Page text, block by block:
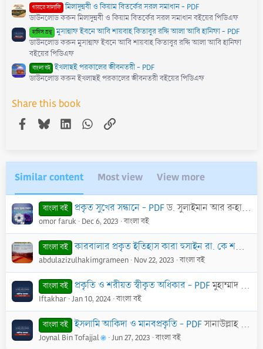
গায়রে সালাফি মিলাদুন্নবী ও কিয়াম বিতর্কের সরল সমাধান - PDF
ডাউনলোড করুন মিলাদুন্নবী ও কিয়াম বিতর্কের সরল সমাধান বইয়ের পিডিএফ
হাদিস গ্রন্থ মুসান্নাফ ইবনে আবি শায়বাহ কিতাবুর রদ্দি আলা আবি হানিফা - PDF
ডাউনলোড করুন মুসান্নাফ ইবনে আবি শায়বাহ কিতাবুর রদ্দি আলা আবি হানিফা
বইয়ের পিডিএফ
বাংলা বই ইখলাছই পরকালের জীবনতরী - PDF
ডাউনলোড করুন ইখলাছই পরকালের জীবনতরী বইয়ের পিডিএফ
Share this book
Facebook
BlueskyLinkedInWhatsApp
Link
Similar content Most view View more
বাংলা বই প্রকৃত সুখের সন্ধানে - PDFড. সুলাইমান আর রুহাইলী
omor faruk Dec 6, 2023 বাংলা বই
বাংলা বই কারবালার প্রকৃত ইতিহাস কারা হুসাইন রা. কে শহীদ করেছিল - pdf
abdulazizulhakimgrameen Nov 22, 2023 বাংলা বই
বাংলা বই প্রকৃতি ও শরীয়ত স্বীকৃত অধিকার - PDFমুহাম্মাদ ইবন সালেহ আল-উসাইমীন
Iftakhar Jan 10, 2024 বাংলা বই
বাংলা বই ইসলামি আকিদা ও মানবপ্রকৃতি - PDFসানাউল্লাহ নজির আহমাদ
Joynal Bin Tofajjal Jun 27, 2023 বাংলা বই